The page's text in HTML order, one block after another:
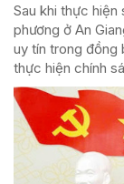
Sau khi thực hiện
phương ở An
uy tín trong đồng
thực hiện chính